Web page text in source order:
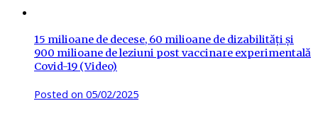
15 milioane de decese, 60 milioane de dizabilități și
900 milioane de leziuni post vaccinare experimentală
Covid-19 (Video)
Posted on 05/02/2025